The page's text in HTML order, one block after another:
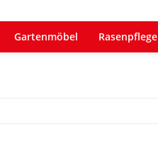
Gartenmöbel Rasenpflege